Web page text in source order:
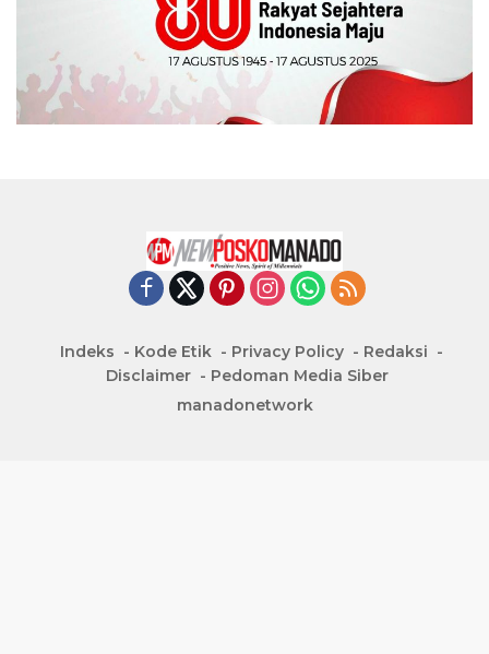
Indeks Kode Etik Privacy Policy
Redaksi
Disclaimer
Pedoman Media Siber
manadonetwork